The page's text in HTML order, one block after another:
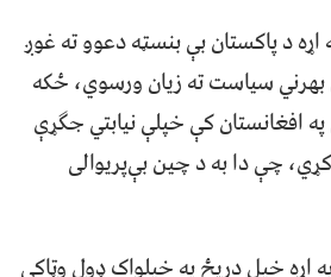
د پاکستان بې بنسټه دعوو ته غوږ
بهرني سیاست ته زیان ورسوي، ځکه
افغانستان کې خپلې نیابتي جګړې
چې دا به د چین بې‌پریوالی
اړه خپل دریځ په خپلواک ډول وټاکي